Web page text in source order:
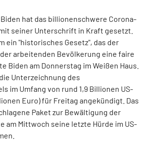
hat das billionenschwere Corona-
seiner Unterschrift in Kraft gesetzt.
ein "historisches Gesetz", das der
arbeitenden Bevölkerung eine faire
Biden am Donnerstag im Weißen Haus.
Unterzeichnung des
im Umfang von rund 1,9 Billionen US-
Euro) für Freitag angekündigt. Das
Paket zur Bewältigung der
am Mittwoch seine letzte Hürde im US-